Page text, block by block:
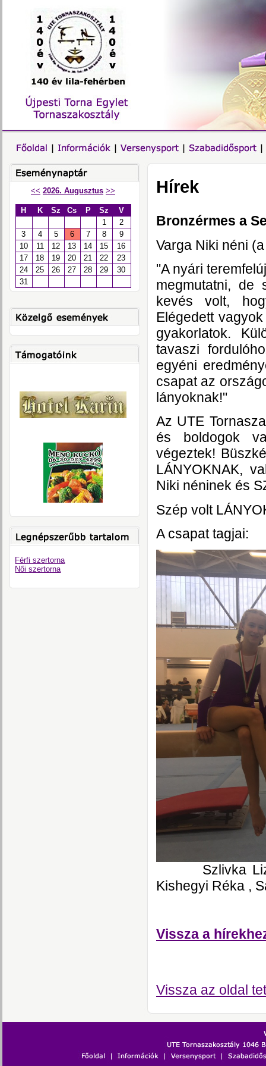
<< 2026. Augusztus >>
H K Sz Cs P Sz
V
1
2
3
4 5 6 7 8
9
10
11 12 13 14 15
16
17
18 19 20 21 22
23
24
25 26 27 28 29
30
31
Férfi szertorna
Női szertorna
Hírek
Bronzérmes a
Varga Niki néni
"A nyári
megmutatni, de
kevés volt,
Elégedett
gyakorlatok.
tavaszi
egyéni
csapat az
lányoknak!"
Az UTE
és boldogok
végeztek!
LÁNYOKNAK,
Niki néninek és
Szép volt
A csapat tagjai:
Szlivka
Kishegyi Réka ,
Vissza a
Vissza az oldal